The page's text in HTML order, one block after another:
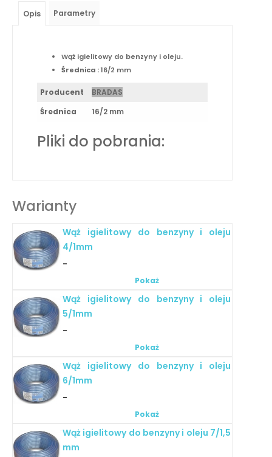
Opis Parametry
Wąż igielitowy do benzyny i oleju.
Średnica :16/2 mm
Producent
BRADAS
Średnica
16/2 mm
Pliki do pobrania:
Warianty
Wąż igielitowy do benzyny i oleju
4/1mm
-
Pokaż
Wąż igielitowy do benzyny i oleju
5/1mm
-
Pokaż
Wąż igielitowy do benzyny i oleju
6/1mm
-
Pokaż
Wąż igielitowy do benzyny i oleju 7/1,5
mm